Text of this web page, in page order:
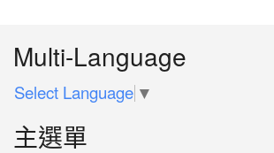
Multi-Language
Select Language ▼
主選單